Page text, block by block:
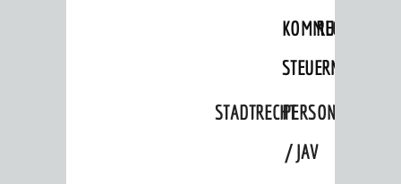
KOMMUNALE
STEUERN
STADTRECHTPERSONALRAT
/ JAV